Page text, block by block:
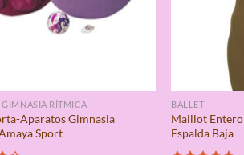
GIMNASIA RÍTMICA
Aparatos Gimnasia
Sport
BALLET
Maillot
Espalda Baja